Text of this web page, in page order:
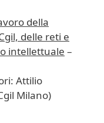
della
delle reti e
intellettuale –
Attilio
Milano)